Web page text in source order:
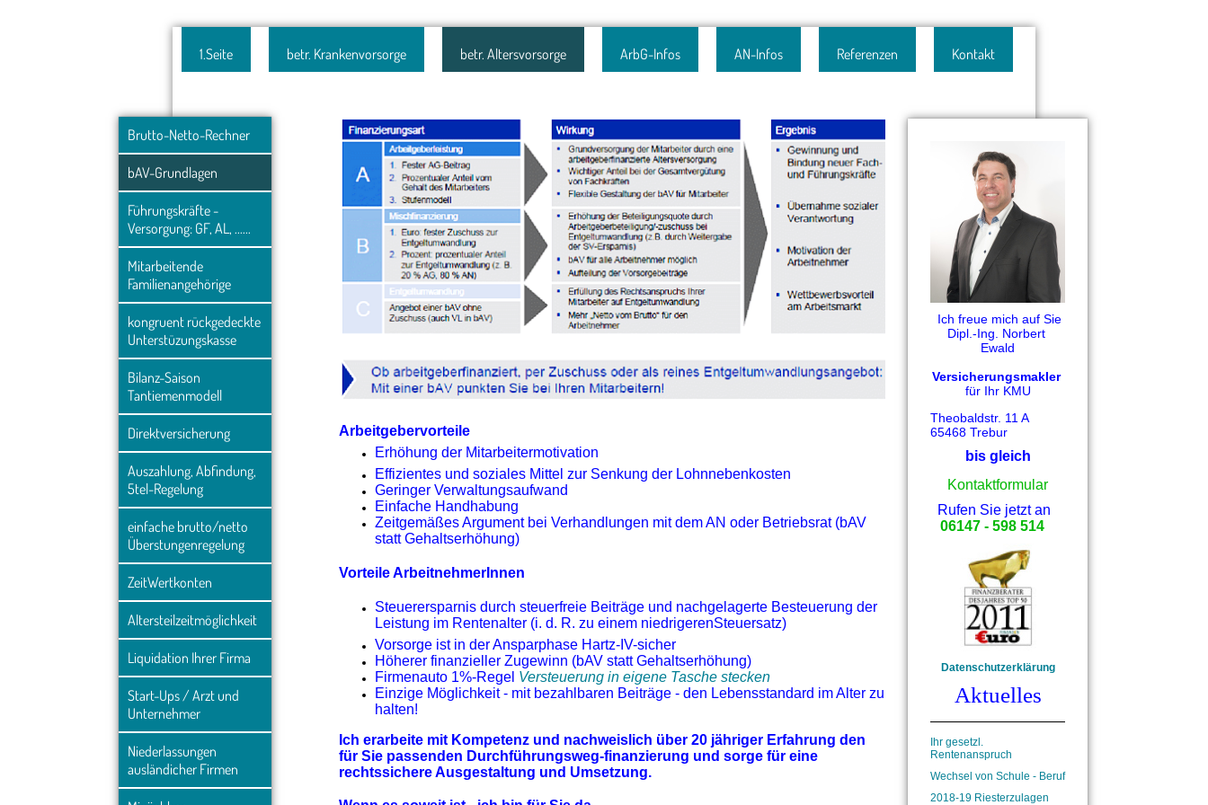
1.Seite betr. Krankenvorsorge betr. Altersvorsorge ArbG-Infos AN-Infos Referenzen Kontakt
Brutto-Netto-Rechner
bAV-Grundlagen
Führungskräfte -
Versorgung: GF, AL, ......
Mitarbeitende
Familienangehörige
kongruent rückgedeckte
Unterstüzungskasse
Bilanz-Saison
Tantiemenmodell
Direktversicherung
Auszahlung, Abfindung,
5tel-Regelung
einfache brutto/netto
Überstungenregelung
ZeitWertkonten
Altersteilzeitmöglichkeit
Liquidation Ihrer Firma
Start-Ups / Arzt und
Unternehmer
Niederlassungen
ausländicher Firmen
Arbeitgebervorteile
Erhöhung der Mitarbeitermotivation
Effizientes und soziales Mittel zur Senkung der Lohnnebenkosten
Geringer Verwaltungsaufwand
Einfache Handhabung
Zeitgemäßes Argument bei Verhandlungen mit dem AN oder Betriebsrat (bAV
statt Gehaltserhöhung)
Vorteile ArbeitnehmerInnen
Steuerersparnis durch steuerfreie Beiträge und nachgelagerte Besteuerung der
Leistung im Rentenalter (i. d. R. zu einem niedrigerenSteuersatz)
Vorsorge ist in der Ansparphase Hartz-IV-sicher
Höherer finanzieller Zugewinn (bAV statt Gehaltserhöhung)
Firmenauto 1%-Regel Versteuerung in eigene Tasche stecken
Einzige Möglichkeit - mit bezahlbaren Beiträge - den Lebensstandard im Alter zu
halten!
Ich erarbeite mit Kompetenz und nachweislich über 20 jähriger Erfahrung den
für Sie passenden Durchführungsweg-finanzierung und sorge für eine
rechtssichere Ausgestaltung und Umsetzung.
Ich freue mich auf Sie
Dipl.-Ing. Norbert
Ewald
Versicherungsmakler
für Ihr KMU
Theobaldstr. 11 A
65468 Trebur
bis gleich
Kontaktformular
Rufen Sie jetzt an
06147 - 598 514
Datenschutzerklärung
Aktuelles
Ihr gesetzl.
Rentenanspruch
Wechsel von Schule - Beruf
2018-19 Riesterzulagen